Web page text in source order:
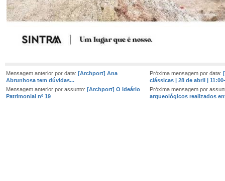
Mensagem anterior por data: [Archport] Ana
Abrunhosa tem dúvidas...
Próxima mensagem por data:
clássicas | 28 de abril |
Mensagem anterior por assunto: [Archport] O Ideário
Patrimonial nº 19
Próxima mensagem por
arqueológicos realizados